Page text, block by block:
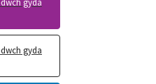
gyda